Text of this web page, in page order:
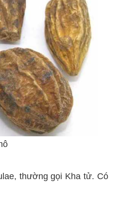
thường gọi Kha tử. Có